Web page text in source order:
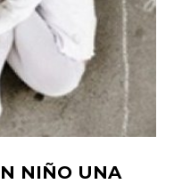
NIÑO UNA